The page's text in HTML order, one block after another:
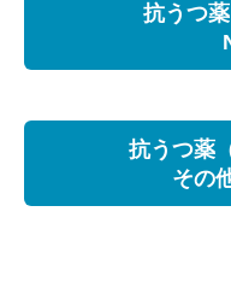
抗うつ
抗うつ薬
その